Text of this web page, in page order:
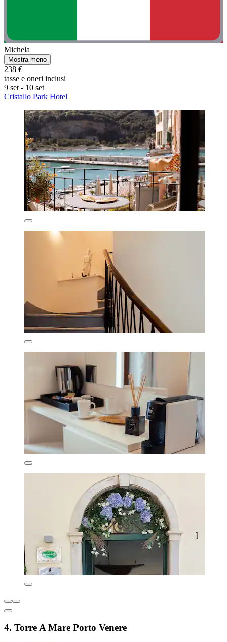
Michela
Mostra meno
238 €
tasse e oneri inclusi
9 set - 10 set
Cristallo Park Hotel
4. Torre A Mare Porto Venere